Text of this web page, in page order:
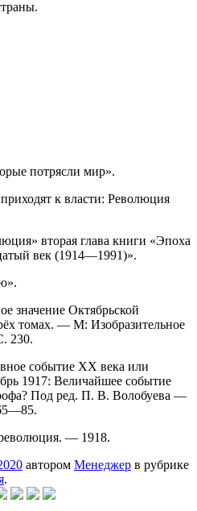
потрясли мир».
к власти: Революция
вторая глава книги «Эпоха
век (1914—1991)».
значение Октябрьской
томах. — М: Изобразительное
230.
событие XX века или
1917: Величайшее событие
Под ред. П. В. Волобуева —
— 1918.
автором Менеджер в рубрике
.